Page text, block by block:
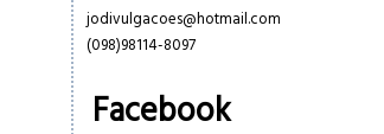
jodivulgacoes@hotmail.com
(098)98114-8097
Facebook